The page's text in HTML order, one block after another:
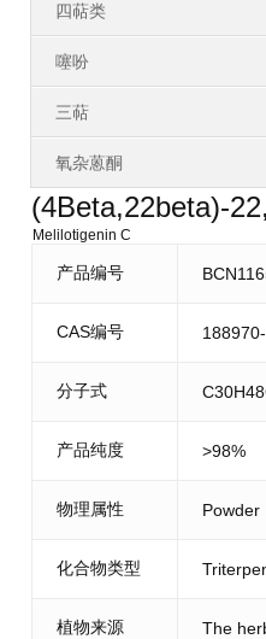
四萜类
噻吩
三萜
氧杂蒽酮
(4Beta,22beta)-
Melilotigenin C
产品编号
CAS编号
分子式
产品纯度 >98%
物理属性 Powder
化合物类型
植物来源 The